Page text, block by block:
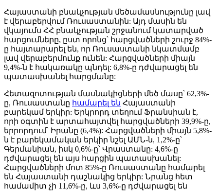
Հայաստանի բնակչության մեծամասնությունը լավ
է վերաբերվում Ռուսաստանին: Այդ մասին են
վկայումս ՀՀ բնակչության շրջանում կատարված
հարցումները, ըստ որոնց՝ հարցվածների շուրջ 84%-
ը հայտարարել են, որ Ռուսաստանի նկատմամբ
լավ վերաբերմունք ունեն: Հարցվածների միայն
9,4%-ն է հակառակը պնդել: 6,8%-ը դժվարացել են
պատասխանել հարցմանը:
Հետազոտության մասնակիցների մեծ մասը՝ 62,3%-
ը, Ռուսաստանը համարել են Հայաստանի
բարեկամ երկիր: Երկրորդ տեղում Ֆրանսիան է,
որի օգտին է արտահայտվել հարցվածների 39,9%-ը,
երրորդում՝ Իրանը (6,4%): Հարցվածների միայն 5,8%-
ն է բարեկամական երկիր նշել ԱՄՆ-ն, 1,2%-ը՝
Գերմանիան, իսկ 0,6%-ը՝ Վրաստանը: 4,6%-ը
դժվարացել են այս հարցին պատասխանել:
Հարցվածների մոտ 85%-ը Ռուսաստանը համարել
են Հայաստանի դաշնակից երկիր: Նրանց հետ
համամիտ չի 11,6%-ը, ևս 3,6%-ը դժվարացել են